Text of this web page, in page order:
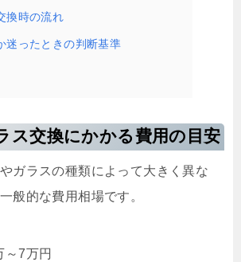
換時の流れ
迷ったときの判断基準
ス交換にかかる費用の目安
ガラスの種類によって大きく異な
般的な費用相場です。
～7万円